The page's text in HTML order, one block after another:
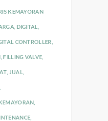
KEMAYORAN
, DIGITAL
CONTROLLER
,FILLING VALVE
JUAL